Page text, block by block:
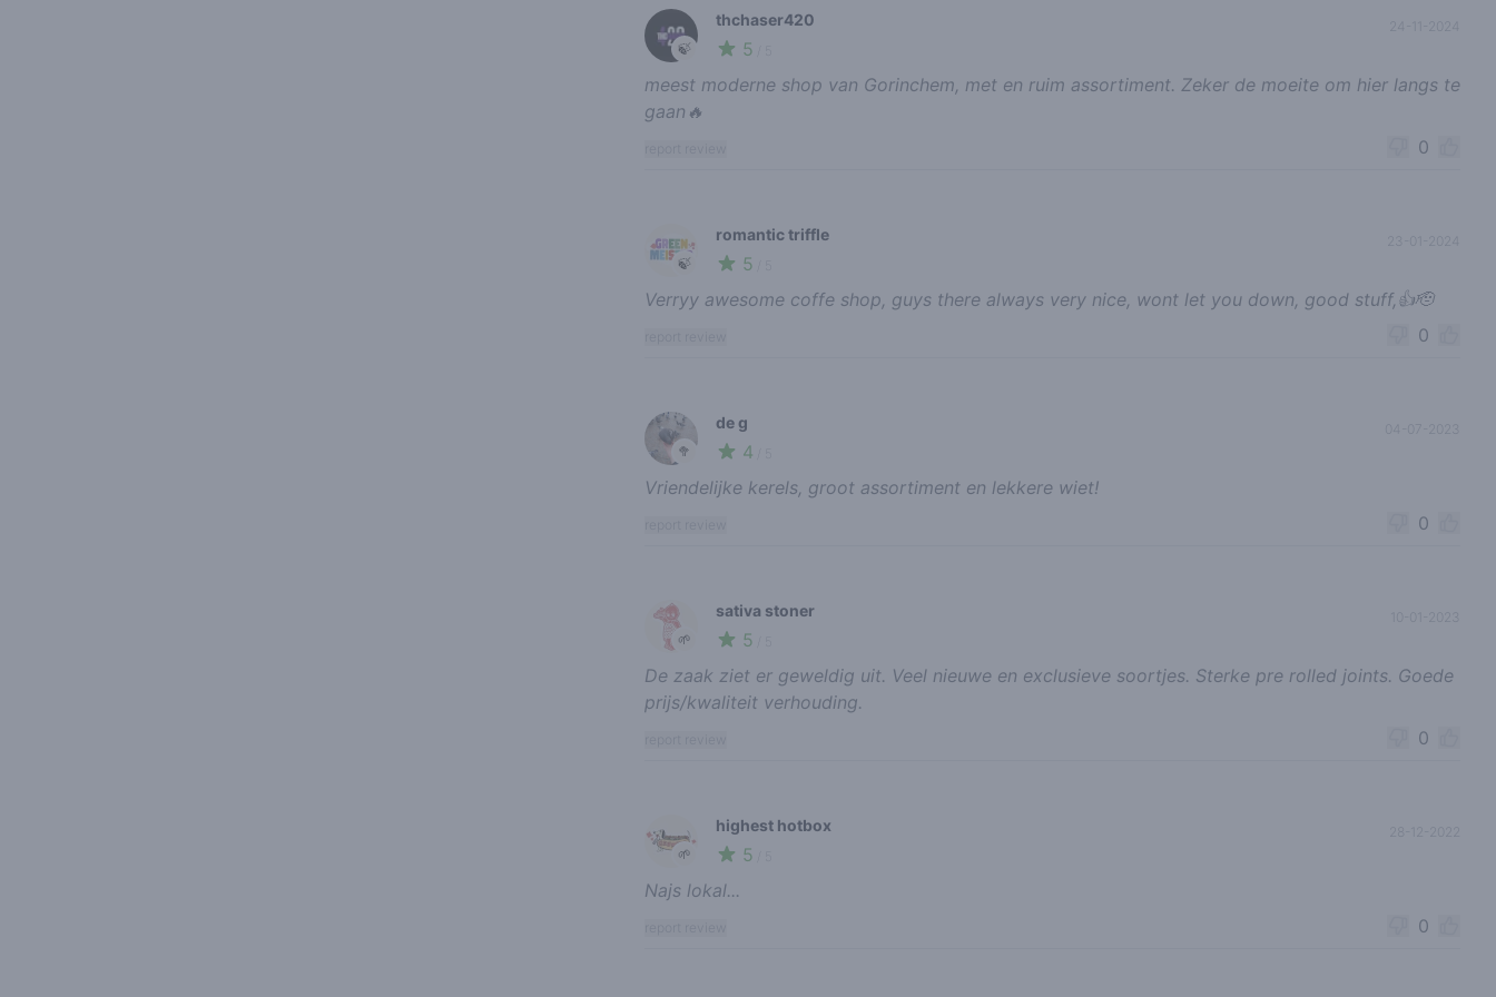
🍃
thchaser420
5
meest moderne shop van Gorinchem, met en ruim assortiment. Zeker de moeite om hier langs te
gaan🔥
0
🍃
romantic triffle
5
23-01-2024
Verryy awesome coffe shop, guys there always very nice, wont let you down, good stuff,👍🫡
0
🥦
de g
4
04-07-2023
Vriendelijke kerels, groot assortiment en lekkere wiet!
0
🌱
sativa stoner
5
10-01-2023
De zaak ziet er geweldig uit. Veel nieuwe en exclusieve soortjes. Sterke pre rolled joints. Goede
prijs/kwaliteit verhouding.
0
🌱
highest hotbox
5
Najs lokal...
0